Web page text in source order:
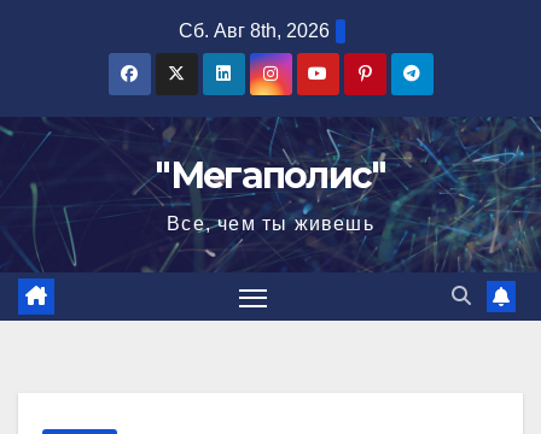
Сб. Авг 8th, 2026
"Мегаполис"
Все, чем ты живешь